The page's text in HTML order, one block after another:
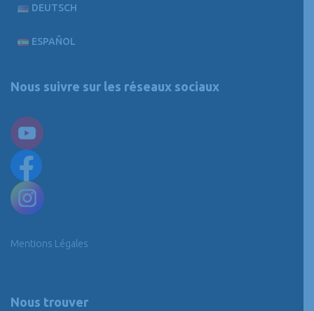
DEUTSCH
ESPAÑOL
Nous suivre sur les réseaux sociaux
Mentions Légales
Nous trouver